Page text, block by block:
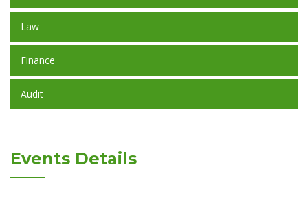
Law
Finance
Audit
Events Details